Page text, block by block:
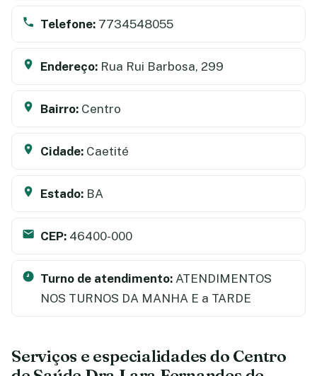
Telefone: 7734548055
Endereço: Rua Rui Barbosa, 299
Bairro: Centro
Cidade: Caetité
Estado: BA
CEP: 46400-000
Turno de atendimento: ATENDIMENTOS
NOS TURNOS DA MANHA E a TARDE
Serviços e especialidades do Centro